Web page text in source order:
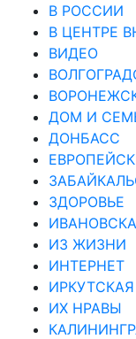
В РОССИИ
В ЦЕНТРЕ
ВИДЕО
ДОМ И
ДОНБАСС
ЗДОРОВЬЕ
ИЗ ЖИЗНИ
ИНТЕРНЕТ
ИХ НРАВЫ